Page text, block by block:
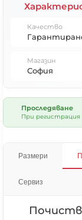
Качество
Магазин
София
Проследяване
При регистрация
Размери
Сервиз